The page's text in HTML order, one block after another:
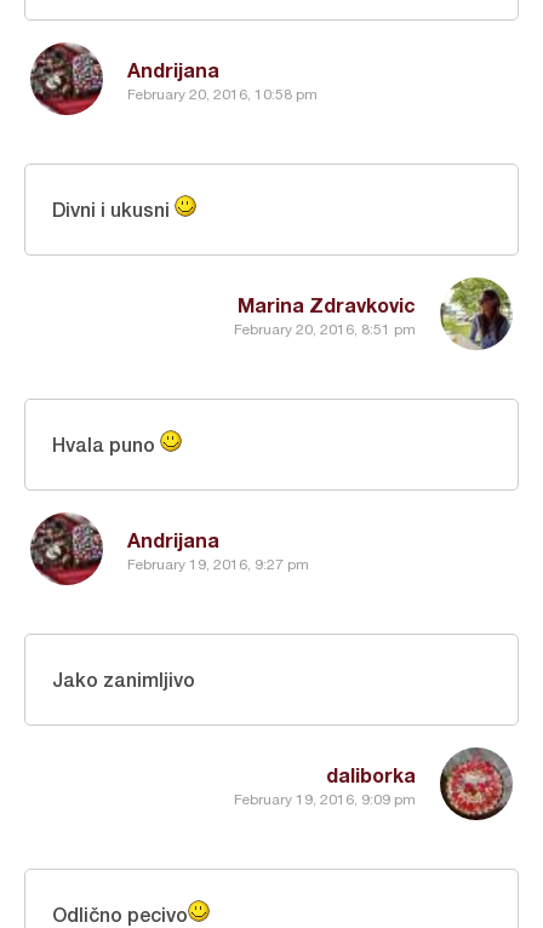
Andrijana
February 20, 2016, 10:58 pm
Marina Zdravkovic
February 20, 2016, 8:51 pm
Divni i ukusni
Andrijana
February 19, 2016, 9:27 pm
Hvala puno
daliborka
February 19, 2016, 9:09 pm
Jako zanimljivo
Odlično pecivo